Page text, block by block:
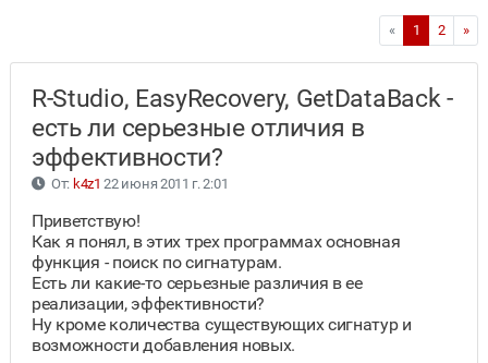
« 1 2 »
R-Studio, EasyRecovery, GetDataBack -
есть ли серьезные отличия в
эффективности?
От: k4z1 22 июня 2011 г. 2:01
Приветствую!
Как я понял, в этих трех программах основная
функция - поиск по сигнатурам.
Есть ли какие-то серьезные различия в ее
реализации, эффективности?
Ну кроме количества существующих сигнатур и
возможности добавления новых.